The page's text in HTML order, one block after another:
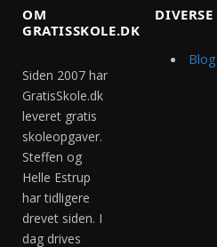
OM
GRATISSKOLE.DK
Siden 2007 har
GratisSkole.dk
leveret gratis
skoleopgaver.
Steffen og
Helle Estrup
har tidligere
drevet siden. I
dag drives
DIVERSE
Blog